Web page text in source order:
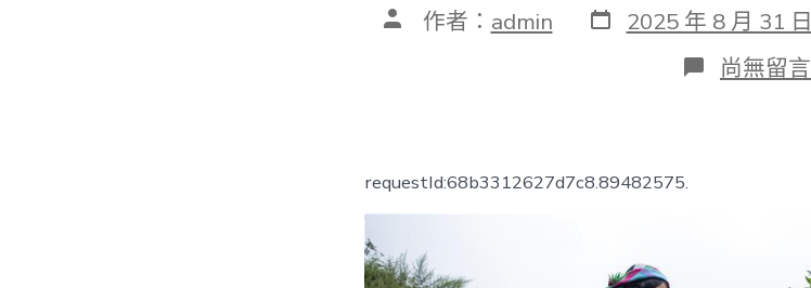
文 作者： admin 發
表
2025 年 8 月 31 日
在
〈大
尚無留言
requestId:68b3312627d7c8.89482575.